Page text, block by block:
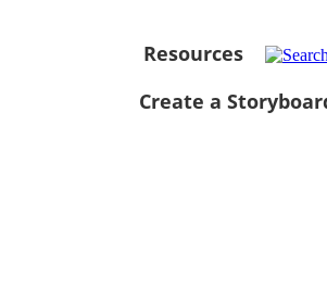
Resources
Create a